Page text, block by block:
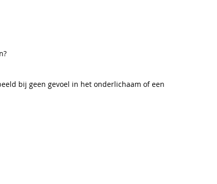
bij geen gevoel in het onderlichaam of een